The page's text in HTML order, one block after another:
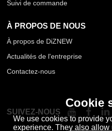
Suivi de commande
À PROPOS DE NOUS
À propos de DiZNEW
Actualités de l'entreprise
Contactez-nous
SUIVEZ-NOUS
Cookie
We use cookies to provide
experience. They also allow